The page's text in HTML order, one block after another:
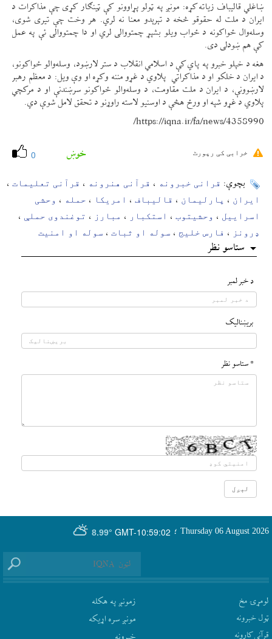
ښاغلي قالیباف زیاته کړه: مونږ په ټولو پړاوونو کې ټینګار کړی چې مذاکرات د
ایران د ملت له حقوقو څخه د تېرېدو معنا نه لري. هر وخت چې تیری شوی،
وسله‌وال ځواکونه د ځواب ویلو بشپړ چمتووالی لري او دا چمتووالی ئې په عمل
کې هم ښودلی دی.
هغه د خپلو خبرو په پاي کې د اسلامي انقلاب د ستر لارښود، وسله‌والو ځواکونو،
د ایران د خلکو او د مذاکراتي پلاوي د غړو مننه وکړه او وې ویل: د معظم رهبر
لارښوونې، د ایران د ملت مقاومت، د وسله‌والو ځواکونو سرښندنې او د مرکچي
پلاوي د غړو شپه او ورځ هڅې د اوسنیو لاسته راوړنو د تحقق لامل شوې دي.
https://iqna.ir/fa/news/4358990/
0 خوښ خرابی کی رپورٹ
بچوې: قرانی خبرونه ، قرآنی هنرونه ، قرآنی تعلیمات ،
ایران ، پارلیمان ، قالیباف ، امریکا ، حمله ، وحشی
اسراییل ، وحشیتوب ، استکبار ، مبارز ، توغندوی حملې ،
ډرونز ، فارس خلیج ، سوله او ثبات ، سوله او امنیت
ستاسو نظر
د خبر لمبر
بريښناليک
* ستاسو نظر
GMT-10:59:02
8.99° Thursday 06 August 2026 ؛
لومړۍ مخ
ټول خبرونه
قرآني کارونه
زمونږ په هکله
مونږ سره اړيکه